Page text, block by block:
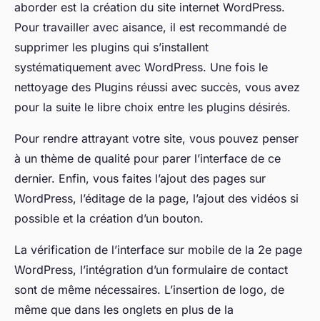
aborder est la création du site internet WordPress.
Pour travailler avec aisance, il est recommandé de
supprimer les plugins qui s’installent
systématiquement avec WordPress. Une fois le
nettoyage des Plugins réussi avec succès, vous avez
pour la suite le libre choix entre les plugins désirés.
Pour rendre attrayant votre site, vous pouvez penser
à un thème de qualité pour parer l’interface de ce
dernier. Enfin, vous faites l’ajout des pages sur
WordPress, l’éditage de la page, l’ajout des vidéos si
possible et la création d’un bouton.
La vérification de l’interface sur mobile de la 2e page
WordPress, l’intégration d’un formulaire de contact
sont de même nécessaires. L’insertion de logo, de
même que dans les onglets en plus de la